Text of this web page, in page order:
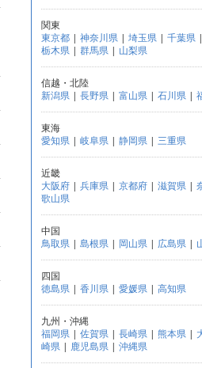
関東
東京都 | 神奈川県 | 埼玉県 | 千葉県 |
栃木県 | 群馬県 | 山梨県
信越・北陸
新潟県 | 長野県 | 富山県 | 石川県 |
東海
愛知県 | 岐阜県 | 静岡県 | 三重県
近畿
大阪府 | 兵庫県 | 京都府 | 滋賀県 |
歌山県
中国
鳥取県 | 島根県 | 岡山県 | 広島県 |
四国
徳島県 | 香川県 | 愛媛県 | 高知県
九州・沖縄
福岡県 | 佐賀県 | 長崎県 | 熊本県 |
崎県 | 鹿児島県 | 沖縄県